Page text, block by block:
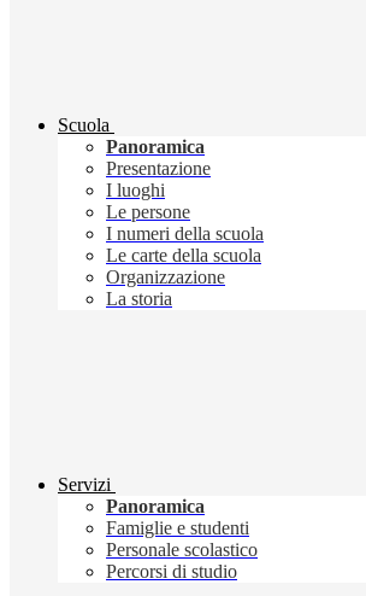
Scuola
Panoramica
Presentazione
I luoghi
Le persone
I numeri della scuola
Le carte della scuola
Organizzazione
La storia
Servizi
Panoramica
Famiglie e studenti
Personale scolastico
Percorsi di studio